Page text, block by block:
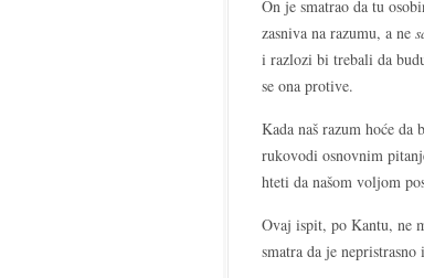
On je smatrao da tu
zasniva na razumu, a ne
i razlozi bi trebali da
se ona protive.
Kada naš razum hoće da
rukovodi osnovnim
hteti da našom voljom
Ovaj ispit, po Kantu, ne
smatra da je